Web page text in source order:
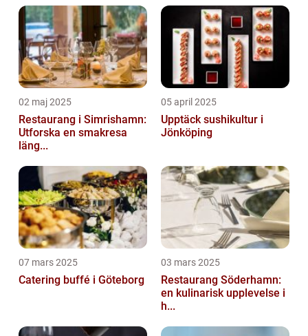
02 maj 2025
Restaurang i Simrishamn:
Utforska en smakresa
läng...
05 april 2025
Upptäck sushikultur i
Jönköping
07 mars 2025
Catering buffé i Göteborg
03 mars 2025
Restaurang Söderhamn:
en kulinarisk upplevelse i
h...